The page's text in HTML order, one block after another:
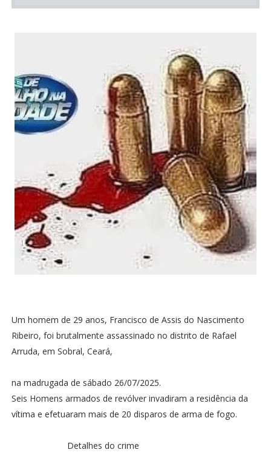
Um homem de 29 anos, Francisco de Assis do Nascimento
Ribeiro, foi brutalmente assassinado no distrito de Rafael
Arruda, em Sobral, Ceará,
na madrugada de sábado 26/07/2025.
Seis Homens armados de revólver invadiram a residência da
vítima e efetuaram mais de 20 disparos de arma de fogo.
Detalhes do crime